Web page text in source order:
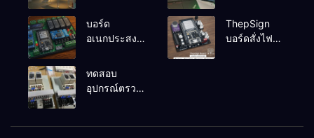
บอร์ด
อเนกประสงค์
V1
ThepSign
บอร์ดสั่งไฟ
ทดสอบ
อุปกรณ์ตรวจ